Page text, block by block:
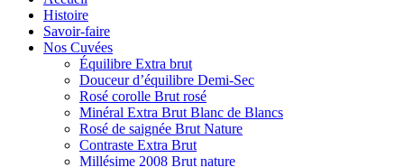
Histoire
Savoir-faire
Nos Cuvées
Équilibre Extra brut
Douceur d’équilibre Demi-Sec
Rosé corolle Brut rosé
Minéral Extra Brut Blanc de Blancs
Rosé de saignée Brut Nature
Contraste Extra Brut
Millésime 2008 Brut nature